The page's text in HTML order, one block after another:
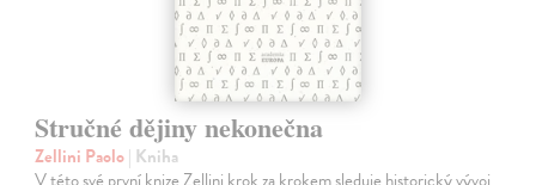
Stručné dějiny nekonečna
Zellini Paolo| Kniha